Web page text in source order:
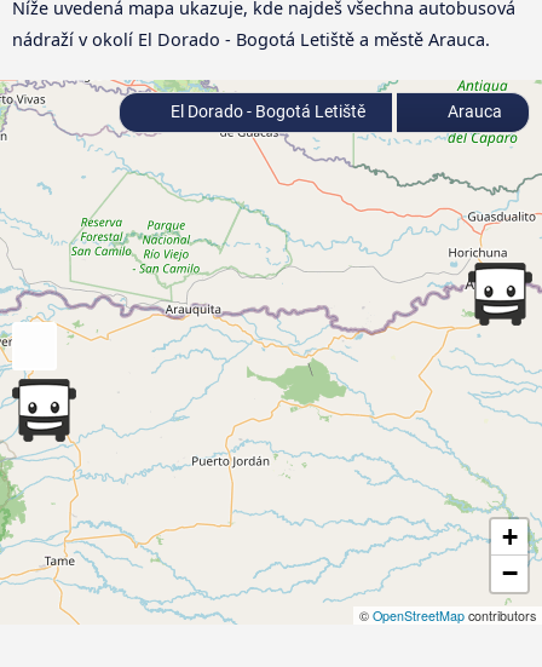
Níže uvedená mapa ukazuje, kde najdeš všechna autobusová
nádraží v okolí El Dorado - Bogotá Letiště a městě Arauca.
+
−
© OpenStreetMap contributors
El Dorado - Bogotá Letiště Arauca